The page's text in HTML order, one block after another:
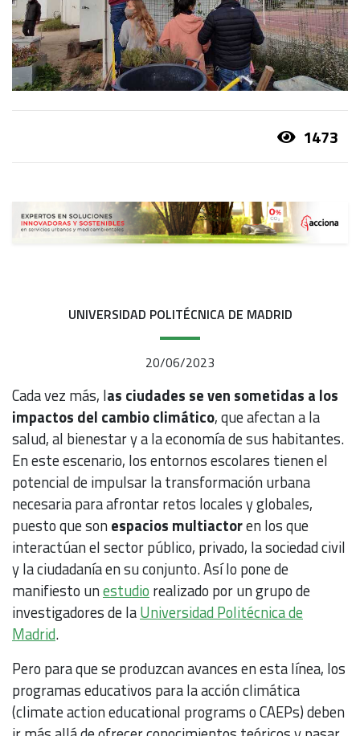
1473
UNIVERSIDAD POLITÉCNICA DE MADRID
20/06/2023
Cada vez más, las ciudades se ven sometidas a los
impactos del cambio climático, que afectan a la
salud, al bienestar y a la economía de sus habitantes.
En este escenario, los entornos escolares tienen el
potencial de impulsar la transformación urbana
necesaria para afrontar retos locales y globales,
puesto que sonespacios multiactoren los que
interactúan el sector público, privado, la sociedad civil
y la ciudadanía en su conjunto. Así lo pone de
manifiesto unestudio realizado por un grupo de
investigadores de laUniversidad Politécnica de
Madrid.
Pero para que se produzcan avances en esta línea, los
programas educativos para la acción climática
(climate action educational programs o CAEPs) deben